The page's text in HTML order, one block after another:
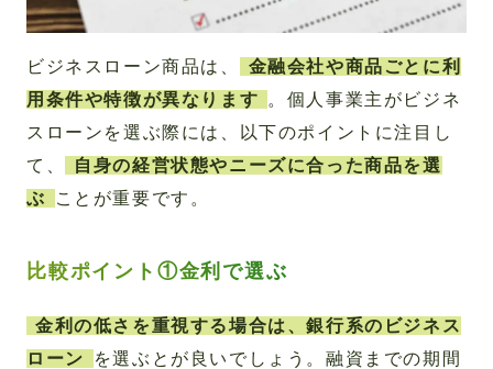
ビジネスローン商品は、
金融会社や商品ごとに利
用条件や特徴が異なります
。個人事業主がビジネ
スローンを選ぶ際には、以下のポイントに注目し
て、
自身の経営状態やニーズに合った商品を選
ぶ
ことが重要です。
比較ポイント①金利で選ぶ
金利の低さを重視する場合は、銀行系のビジネス
ローン
を選ぶとが良いでしょう。融資までの期間